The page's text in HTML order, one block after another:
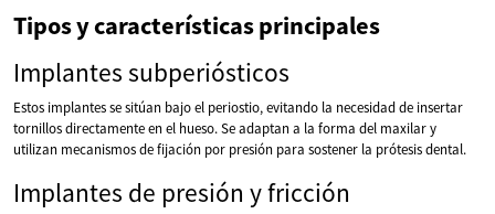
Tipos y características principales
Implantes subperiósticos
Estos implantes se sitúan bajo el periostio, evitando la necesidad de insertar
tornillos directamente en el hueso. Se adaptan a la forma del maxilar y
utilizan mecanismos de fijación por presión para sostener la prótesis dental.
Implantes de presión y fricción